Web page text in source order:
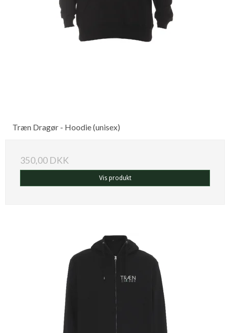
Træn Dragør - Hoodie (unisex)
350,00 DKK
Vis produkt